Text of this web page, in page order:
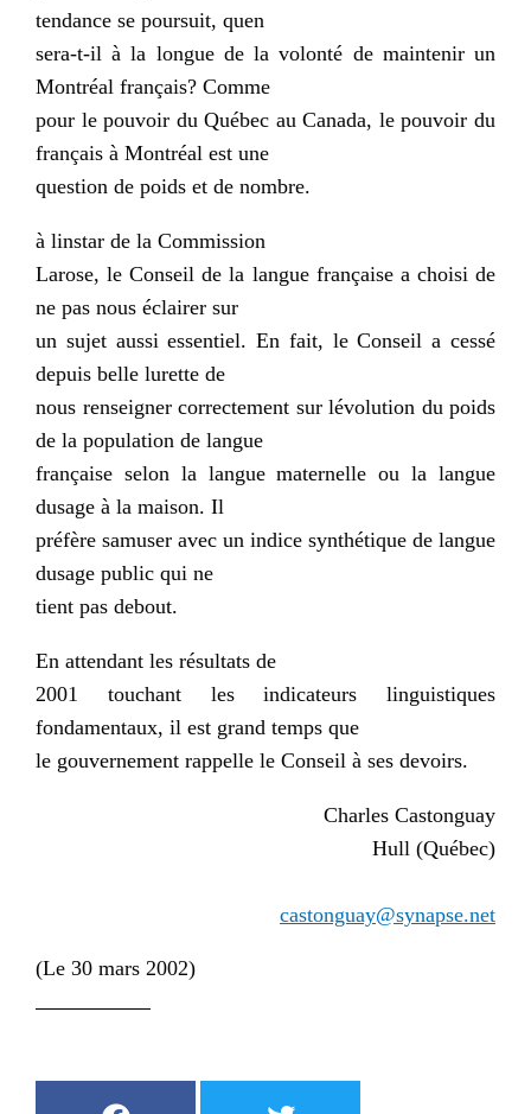
tendance se poursuit, quen
sera-t-il à la longue de la volonté de maintenir un
Montréal français? Comme
pour le pouvoir du Québec au Canada, le pouvoir du
français à Montréal est une
question de poids et de nombre.
à linstar de la Commission
Larose, le Conseil de la langue française a choisi de
ne pas nous éclairer sur
un sujet aussi essentiel. En fait, le Conseil a cessé
depuis belle lurette de
nous renseigner correctement sur lévolution du poids
de la population de langue
française selon la langue maternelle ou la langue
dusage à la maison. Il
préfère samuser avec un indice synthétique de langue
dusage public qui ne
tient pas debout.
En attendant les résultats de
2001 touchant les indicateurs linguistiques
fondamentaux, il est grand temps que
le gouvernement rappelle le Conseil à ses devoirs.
Charles Castonguay
Hull (Québec)
castonguay@synapse.net
(Le 30 mars 2002)